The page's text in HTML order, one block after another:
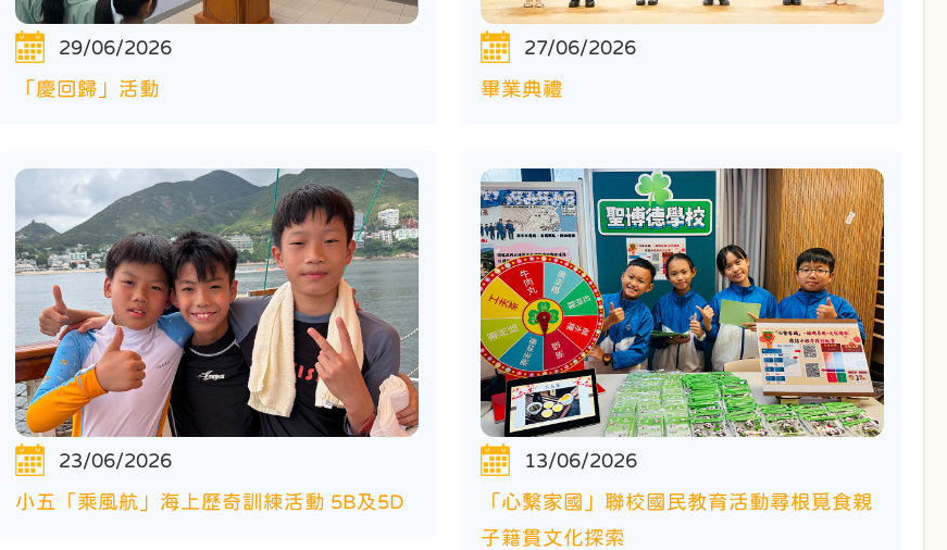
29/06/2026
「慶回歸」活動
27/06/2026
畢業典禮
23/06/2026
小五「乘風航」海上歷奇訓練活動 5B及5D
13/06/2026
「心繫家國」聯校國民教育活動尋根覓食親
子籍貫文化探索